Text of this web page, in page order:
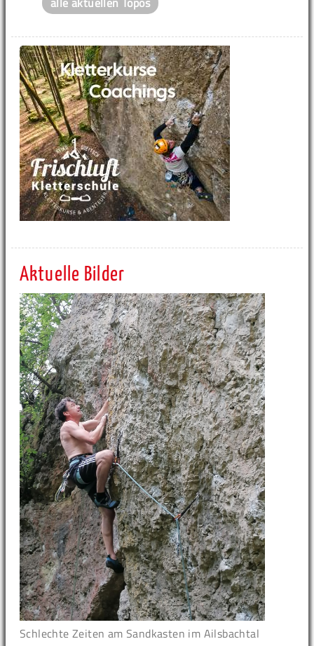
Aktuelle Bilder
Schlechte Zeiten am Sandkasten im Ailsbachtal